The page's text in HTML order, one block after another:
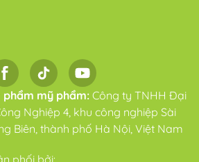
mỹ phẩm: Công ty TNHH Đại
Nghiệp 4, khu công nghiệp Sài
Biên, thành phố Hà Nội, Việt Nam